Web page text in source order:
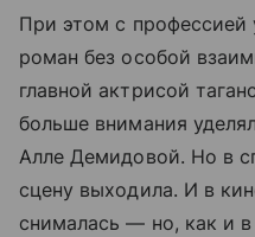
При этом с
роман без особой
главной актрисой
больше внимания
Алле Демидовой. Но в
сцену выходила. И в
снималась — но, как и